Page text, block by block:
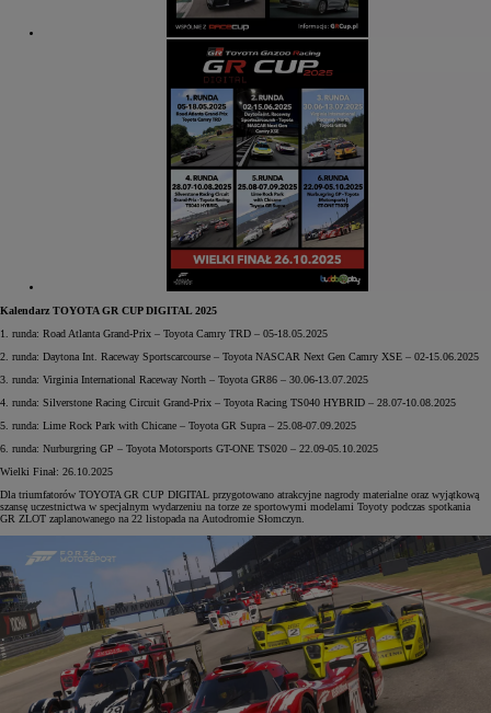
Kalendarz TOYOTA GR CUP DIGITAL 2025
1. runda: Road Atlanta Grand-Prix – Toyota Camry TRD – 05-18.05.2025
2. runda: Daytona Int. Raceway Sportscarcourse – Toyota NASCAR Next Gen Camry XSE – 02-15.06.2025
3. runda: Virginia International Raceway North – Toyota GR86 – 30.06-13.07.2025
4. runda: Silverstone Racing Circuit Grand-Prix – Toyota Racing TS040 HYBRID – 28.07-10.08.2025
5. runda: Lime Rock Park with Chicane – Toyota GR Supra – 25.08-07.09.2025
6. runda: Nurburgring GP – Toyota Motorsports GT-ONE TS020 – 22.09-05.10.2025
Wielki Finał: 26.10.2025
Dla triumfatorów TOYOTA GR CUP DIGITAL przygotowano atrakcyjne nagrody materialne oraz wyjątkową
szansę uczestnictwa w specjalnym wydarzeniu na torze ze sportowymi modelami Toyoty podczas spotkania
GR ZLOT zaplanowanego na 22 listopada na Autodromie Słomczyn.